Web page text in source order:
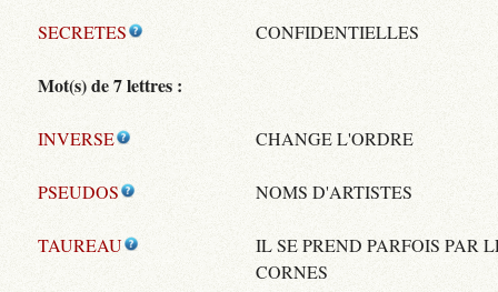
SECRETES CONFIDENTIELLES
Mot(s) de 7 lettres :
INVERSE CHANGE L'ORDRE
PSEUDOS NOMS D'ARTISTES
TAUREAU
IL SE PREND PARFOIS PAR
CORNES